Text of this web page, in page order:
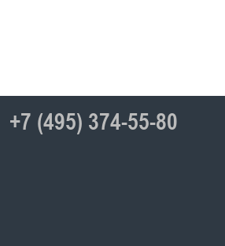
+7 (495) 374-55-80